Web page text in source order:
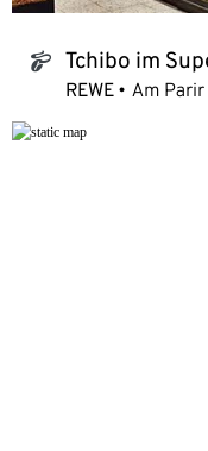
tchibo_logo Tchibo im
REWE Am Parir